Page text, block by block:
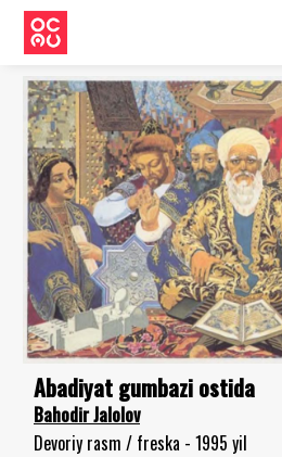
Abadiyat gumbazi ostida
Bahodir Jalolov
Devoriy rasm / freska - 1995 yil